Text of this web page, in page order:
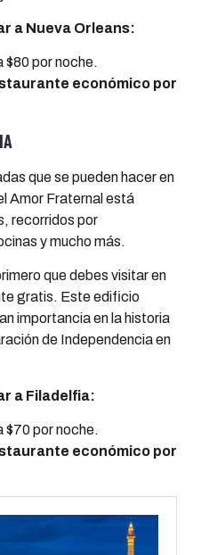
a Nueva Orleans:
$80 por noche.
económico por
que se pueden hacer en
Amor Fraternal está
recorridos por
y mucho más.
que debes visitar en
gratis. Este edificio
importancia en la historia
de Independencia en
a Filadelfia:
$70 por noche.
económico por